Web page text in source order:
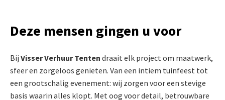
Deze mensen gingen u voor
Bij Visser Verhuur Tenten draait elk project om maatwerk,
sfeer en zorgeloos genieten. Van een intiem tuinfeest tot
een grootschalig evenement: wij zorgen voor een stevige
basis waarin alles klopt. Met oog voor detail, betrouwbare